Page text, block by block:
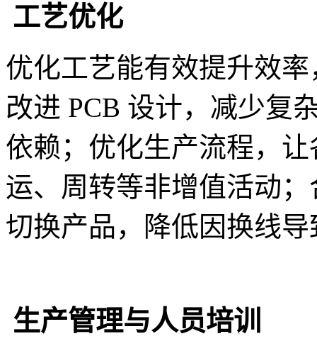
工艺优化
优化工艺能有效提升效
改进 PCB 设计，减少复
依赖；优化生产流程，
运、周转等非增值活动
切换产品，降低因换线
生产管理与人员培训